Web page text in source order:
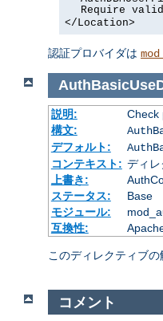
Require
</Location>
認証プロバイダは
説明:
Check
構文:
デフォルト:
コンテキスト: ディ
上書き:
ステータス:
Base
モジュール:
互換性:
このディレクティブ
コメント